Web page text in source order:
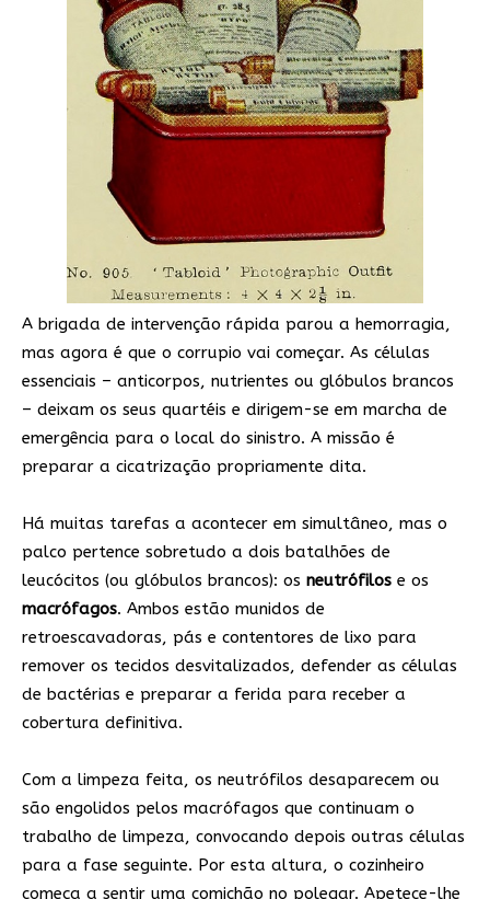
A brigada de intervenção rápida parou a hemorragia,
mas agora é que o corrupio vai começar. As células
essenciais – anticorpos, nutrientes ou glóbulos brancos
– deixam os seus quartéis e dirigem-se em marcha de
emergência para o local do sinistro. A missão é
preparar a cicatrização propriamente dita.
Há muitas tarefas a acontecer em simultâneo, mas o
palco pertence sobretudo a dois batalhões de
leucócitos (ou glóbulos brancos): os neutrófilos e os
macrófagos. Ambos estão munidos de
retroescavadoras, pás e contentores de lixo para
remover os tecidos desvitalizados, defender as células
de bactérias e preparar a ferida para receber a
cobertura definitiva.
Com a limpeza feita, os neutrófilos desaparecem ou
são engolidos pelos macrófagos que continuam o
trabalho de limpeza, convocando depois outras células
para a fase seguinte. Por esta altura, o cozinheiro
começa a sentir uma comichão no polegar. Apetece-lhe